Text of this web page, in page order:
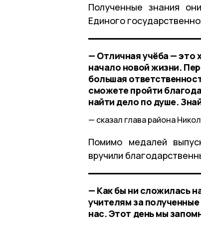
Полученные знания
Единого
— Отличная учёба — это
начало новой жизни.
большая
сможете пройти
найти дело по душе.
сказал глава района
Помимо медалей
вручили
— Как бы ни сложилась
учителям за
нас. Этот день мы